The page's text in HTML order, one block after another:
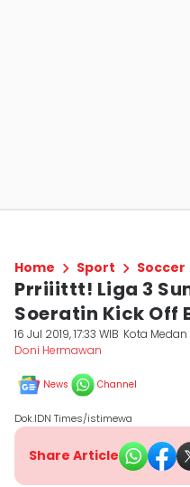
Home Sport Soccer
Prriiittt! Liga 3
Soeratin Kick Off
16 Jul 2019, 17:33 WIB Kota Medan
Doni Hermawan
News Channel
Dok.IDN Times/istimewa
Share Article